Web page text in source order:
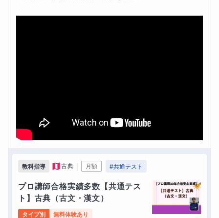
教科指導 古典 月額 #共通テスト
プロ講師合格実績多数【共通テス
ト】古典（古文・漢文）
タイプ別 無料体験あり